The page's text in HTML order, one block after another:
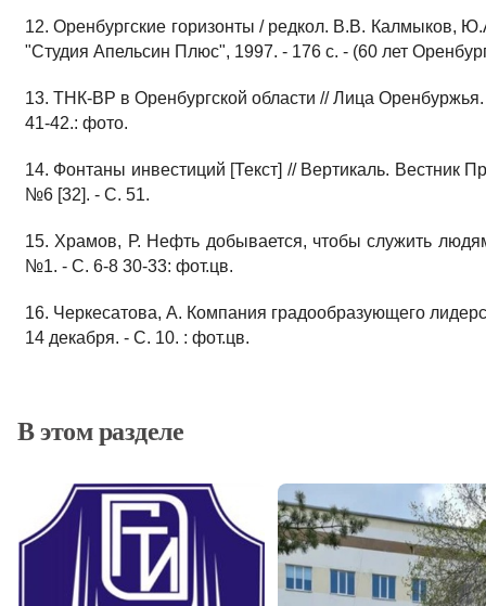
12. Оренбургские горизонты / редкол. В.В. Калмыков,
"Студия Апельсин Плюс", 1997. - 176 с. - (60 лет
13. ТНК-ВР в Оренбургской области // Лица
41-42.: фото.
14. Фонтаны инвестиций [Текст] // Вертикаль. Вестник
№6 [32]. - С. 51.
15. Храмов, Р. Нефть добывается, чтобы служить
№1. - С. 6-8 30-33: фот.цв.
16. Черкесатова, А. Компания градообразующего
14 декабря. - С. 10. : фот.цв.
В этом разделе